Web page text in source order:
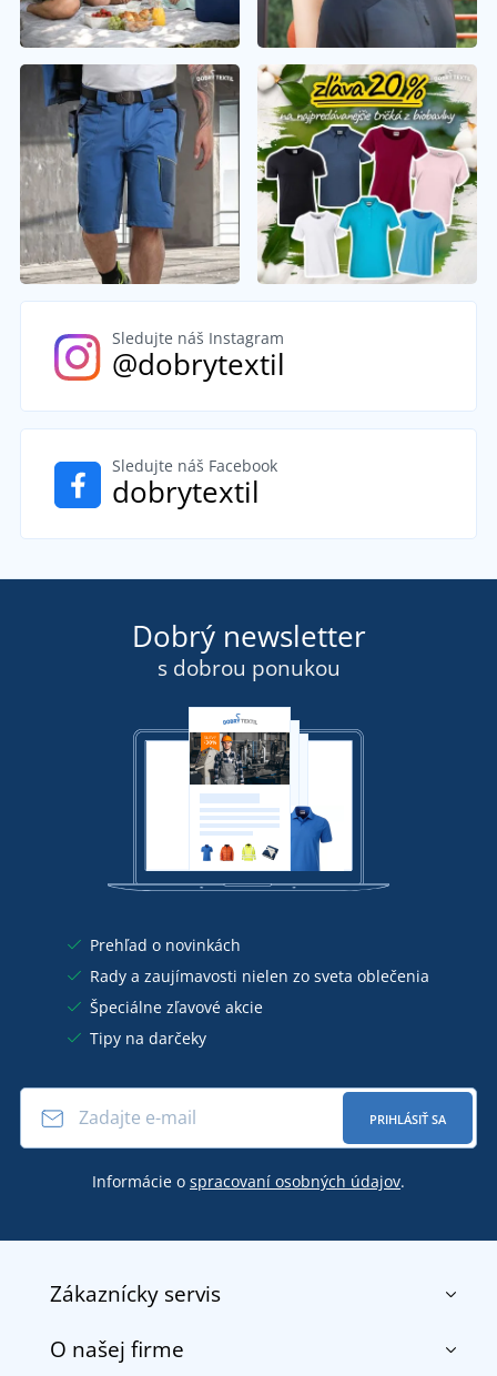
Sledujte náš Instagram
@dobrytextil
Sledujte náš Facebook
dobrytextil
Dobrý newsletter
s dobrou ponukou
Prehľad o novinkách
Rady a zaujímavosti nielen zo sveta oblečenia
Špeciálne zľavové akcie
Tipy na darčeky
PRIHLÁSIŤ SA
Informácie o spracovaní osobných údajov.
Zákaznícky servis
Kontakt
O našej firme